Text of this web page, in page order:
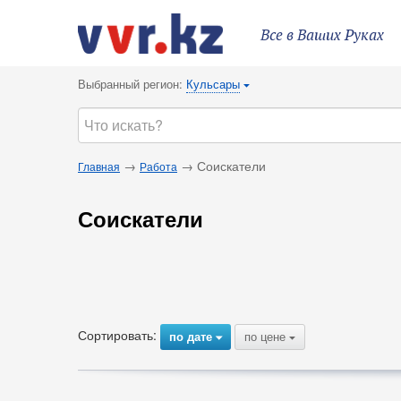
Все в Ваших Руках
Выбранный регион: Кульсары {
Главная → Работа → Соискатели
Соискатели
Сортировать: по дате{ по цене {